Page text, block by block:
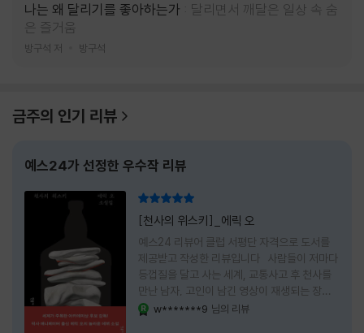
나는 왜 달리기를 좋아하는가
달리면서 깨달은 일상 속 숨
은 즐거움
방구석 저 방구석
금주의 인기 리뷰
예스24가 선정한 우수작 리뷰
[천사의 위스키]_에릭 오
예스24 리뷰어 클럽 서평단 자격으로 도서를
제공받고 작성한 리뷰입니다 사람들이 저마다
등껍질을 달고 사는 세계, 교통사고 후 천사를
만난 남자, 고인이 남긴 영상이 재생되는 장례
식장에서 똥을 싼 개. 이 책에는 몇 줄만 읽어도
w*******9 님의 리뷰